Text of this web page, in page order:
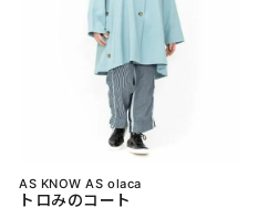
AS KNOW AS olaca
トロみのコート